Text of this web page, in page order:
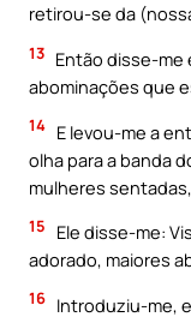
retirou-se da
13 Então disse-me
abominações que
14 E levou-me a
olha para a banda
mulheres
15
Ele disse-me:
adorado, maiores
16 Introduziu-me,